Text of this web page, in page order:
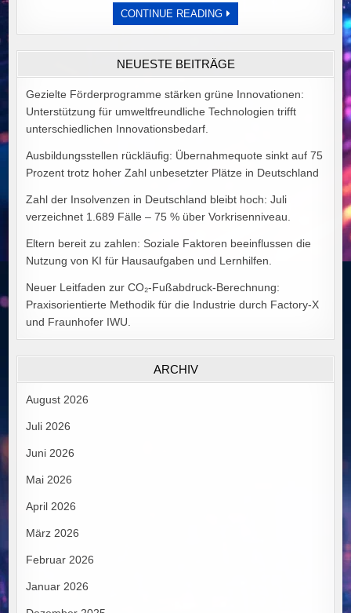
CONTINUE READINGDER
PREIS
POLITISCHER
VON
ALEX
NEUESTE BEITRÄGE
Gezielte Förderprogramme stärken grüne Innovationen:
Unterstützung für umweltfreundliche Technologien trifft
unterschiedlichen Innovationsbedarf.
Ausbildungsstellen rückläufig: Übernahmequote sinkt auf 75
Prozent trotz hoher Zahl unbesetzter Plätze in Deutschland
Zahl der Insolvenzen in Deutschland bleibt hoch: Juli
verzeichnet 1.689 Fälle – 75 % über Vorkrisenniveau.
Eltern bereit zu zahlen: Soziale Faktoren beeinflussen die
Nutzung von KI für Hausaufgaben und Lernhilfen.
Neuer Leitfaden zur CO₂-Fußabdruck-Berechnung:
Praxisorientierte Methodik für die Industrie durch Factory-X
und Fraunhofer IWU.
ARCHIV
August 2026
Juli 2026
Juni 2026
Mai 2026
April 2026
März 2026
Februar 2026
Januar 2026